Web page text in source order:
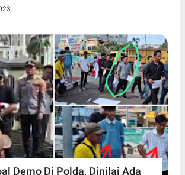
Demo Di Polda, Dinilai Ada